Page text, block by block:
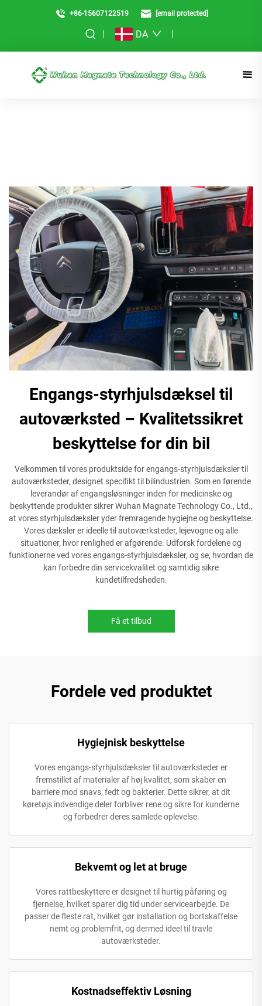
+86-15607122519 [email protected]
DA
Engangs-styrhjulsdæksel til
autoværksted – Kvalitetssikret
beskyttelse for din bil
Velkommen til vores produktside for engangs-styrhjulsdæksler til
autoværksteder, designet specifikt til bilindustrien. Som en førende
leverandør af engangsløsninger inden for medicinske og
beskyttende produkter sikrer Wuhan Magnate Technology Co., Ltd.,
at vores styrhjulsdæksler yder fremragende hygiejne og beskyttelse.
Vores dæksler er ideelle til autoværksteder, lejevogne og alle
situationer, hvor renlighed er afgørende. Udforsk fordelene og
funktionerne ved vores engangs-styrhjulsdæksler, og se, hvordan de
kan forbedre din servicekvalitet og samtidig sikre
kundetilfredsheden.
Få et tilbud
Fordele ved produktet
Hygiejnisk beskyttelse
Vores engangs-styrhjulsdæksler til autoværksteder er
fremstillet af materialer af høj kvalitet, som skaber en
barriere mod snavs, fedt og bakterier. Dette sikrer, at dit
køretøjs indvendige deler forbliver rene og sikre for kunderne
og forbedrer deres samlede oplevelse.
Bekvemt og let at bruge
Vores rattbeskyttere er designet til hurtig påføring og
fjernelse, hvilket sparer dig tid under servicearbejde. De
passer de fleste rat, hvilket gør installation og bortskaffelse
nemt og problemfrit, og dermed ideel til travle
autoværksteder.
Kostnadseffektiv Løsning